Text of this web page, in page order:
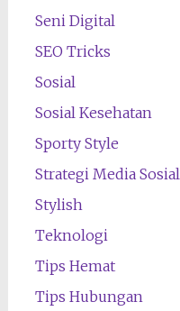
Seni Digital
SEO Tricks
Sosial
Sosial Kesehatan
Sporty Style
Strategi Media Sosial
Stylish
Teknologi
Tips Hemat
Tips Hubungan